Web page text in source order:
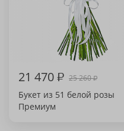
21 470₽ 25 260₽
Букет из 51 белой розы
Премиум